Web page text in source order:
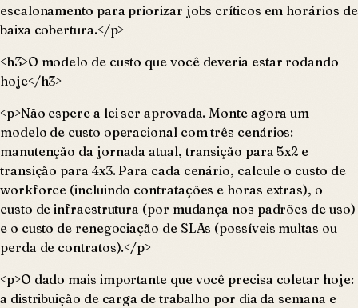
escalonamento para priorizar jobs críticos em horários de
baixa cobertura.</p>
<h3>O modelo de custo que você deveria estar rodando
hoje</h3>
<p>Não espere a lei ser aprovada. Monte agora um
modelo de custo operacional com três cenários:
manutenção da jornada atual, transição para 5x2 e
transição para 4x3. Para cada cenário, calcule o custo de
workforce (incluindo contratações e horas extras), o
custo de infraestrutura (por mudança nos padrões de uso)
e o custo de renegociação de SLAs (possíveis multas ou
perda de contratos).</p>
<p>O dado mais importante que você precisa coletar hoje:
a distribuição de carga de trabalho por dia da semana e